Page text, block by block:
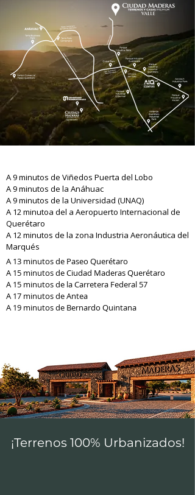
A 9 minutos de Viñedos Puerta del Lobo
A 9 minutos de la Anáhuac
A 9 minutos de la Universidad (UNAQ)
A 12minutoa del a Aeropuerto Internacional de
Querétaro
A 12 minutos de la zona Industria Aeronáutica del
Marqués
A 13 minutos de Paseo Querétaro
A 15 minutos de Ciudad Maderas Querétaro
A 15 minutos de la Carretera Federal 57
A 17 minutos de Antea
A 19 minutos de Bernardo Quintana
¡Terrenos 100% Urbanizados!